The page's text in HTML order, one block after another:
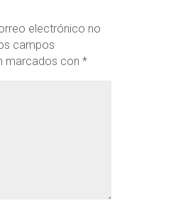
electrónico no
campos
marcados con *